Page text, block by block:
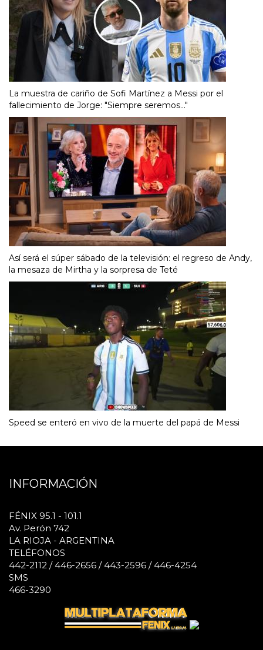
La muestra de cariño de Sofi Martínez a Messi por el
fallecimiento de Jorge: "Siempre seremos..."
Así será el súper sábado de la televisión: el regreso de Andy,
la mesaza de Mirtha y la sorpresa de Teté
Speed se enteró en vivo de la muerte del papá de Messi
INFORMACIÓN
FÉNIX 95.1 - 101.1
Av. Perón 742
LA RIOJA - ARGENTINA
TELÉFONOS
442-2112 / 446-2656 / 443-2596 / 446-4254
SMS
466-3290